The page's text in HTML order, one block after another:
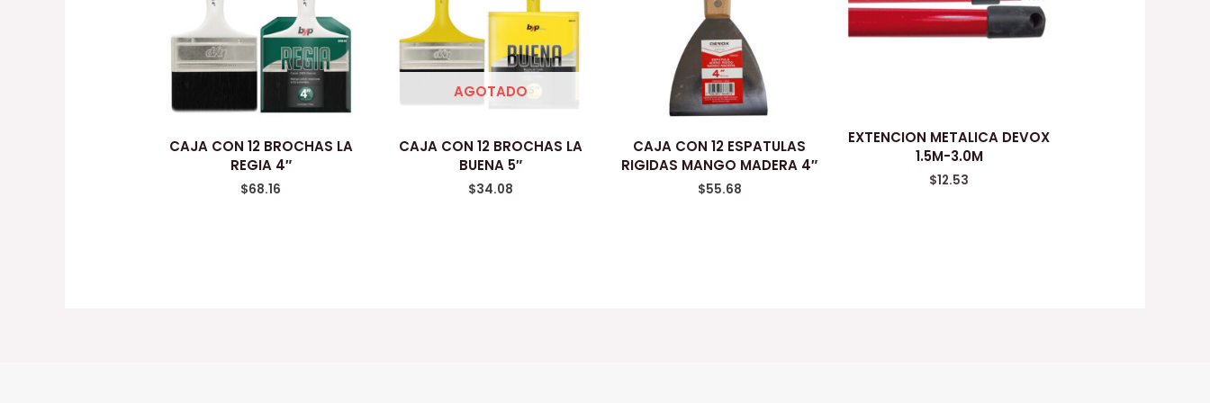
CAJA CON 12 BROCHAS LA
REGIA 4″
$68.16
AGOTADO
CAJA CON 12 BROCHAS LA
BUENA 5″
$34.08
CAJA CON 12 ESPATULAS
RIGIDAS MANGO MADERA 4″
$55.68
EXTENCION METALICA DEVOX
1.5M-3.0M
$12.53